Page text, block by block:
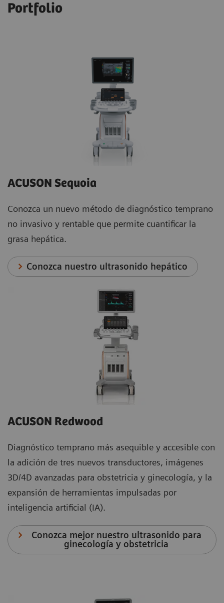
Portfolio
ACUSON Sequoia
Conozca un nuevo método de diagnóstico temprano
no invasivo y rentable que permite cuantificar la
grasa hepática.
Conozca nuestro ultrasonido hepático
ACUSON Redwood
Diagnóstico temprano más asequible y accesible con
la adición de tres nuevos transductores, imágenes
3D/4D avanzadas para obstetricia y ginecología, y la
expansión de herramientas impulsadas por
inteligencia artificial (IA).
Conozca mejor nuestro ultrasonido para
ginecología y obstetricia